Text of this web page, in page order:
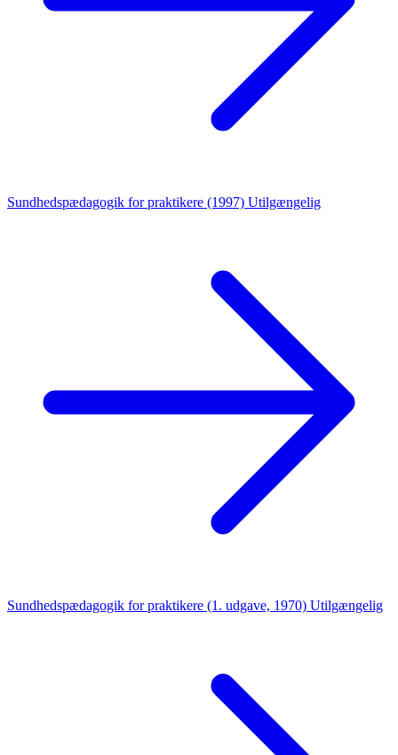
Sundhedspædagogik for praktikere (1997) Utilgængelig
Sundhedspædagogik for praktikere (1. udgave, 1970) Utilgængelig